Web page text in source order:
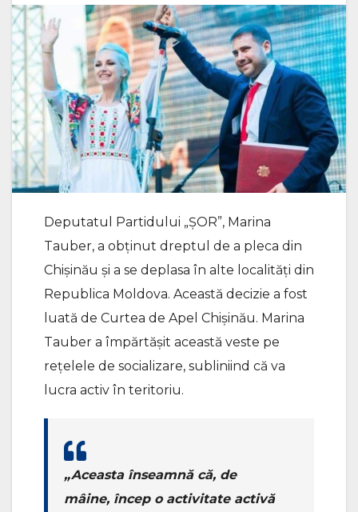
Deputatul Partidului „ȘOR”, Marina
Tauber, a obținut dreptul de a pleca din
Chișinău și a se deplasa în alte localități din
Republica Moldova. Această decizie a fost
luată de Curtea de Apel Chișinău. Marina
Tauber a împărtășit această veste pe
rețelele de socializare, subliniind că va
lucra activ în teritoriu.
„Aceasta înseamnă că, de
mâine, încep o activitate activă